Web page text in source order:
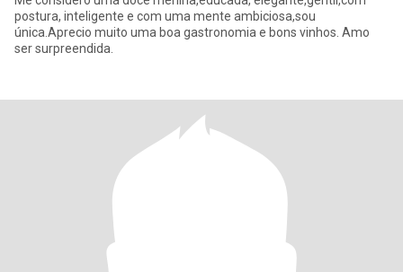
postura, inteligente e com uma mente ambiciosa,sou
única.Aprecio muito uma boa gastronomia e bons vinhos. Amo
ser surpreendida.